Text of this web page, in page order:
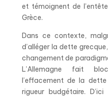
et témoignent de
Grèce.
Dans ce contexte,
d’alléger la dette
changement de
L’Allemagne fait
l’effacement de la
rigueur budgétaire.